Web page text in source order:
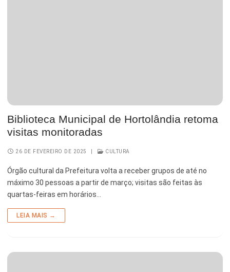
Biblioteca Municipal de Hortolândia retoma
visitas monitoradas
26 DE FEVEREIRO DE 2025 CULTURA
Órgão cultural da Prefeitura volta a receber grupos de até no
máximo 30 pessoas a partir de março; visitas são feitas às
quartas-feiras em horários…
LEIA MAIS →